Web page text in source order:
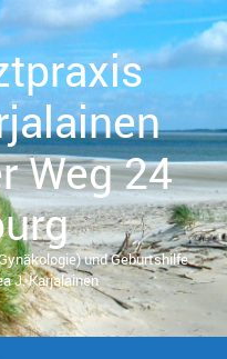
Weg 24
und Geburtshilfe
J. Karjalainen